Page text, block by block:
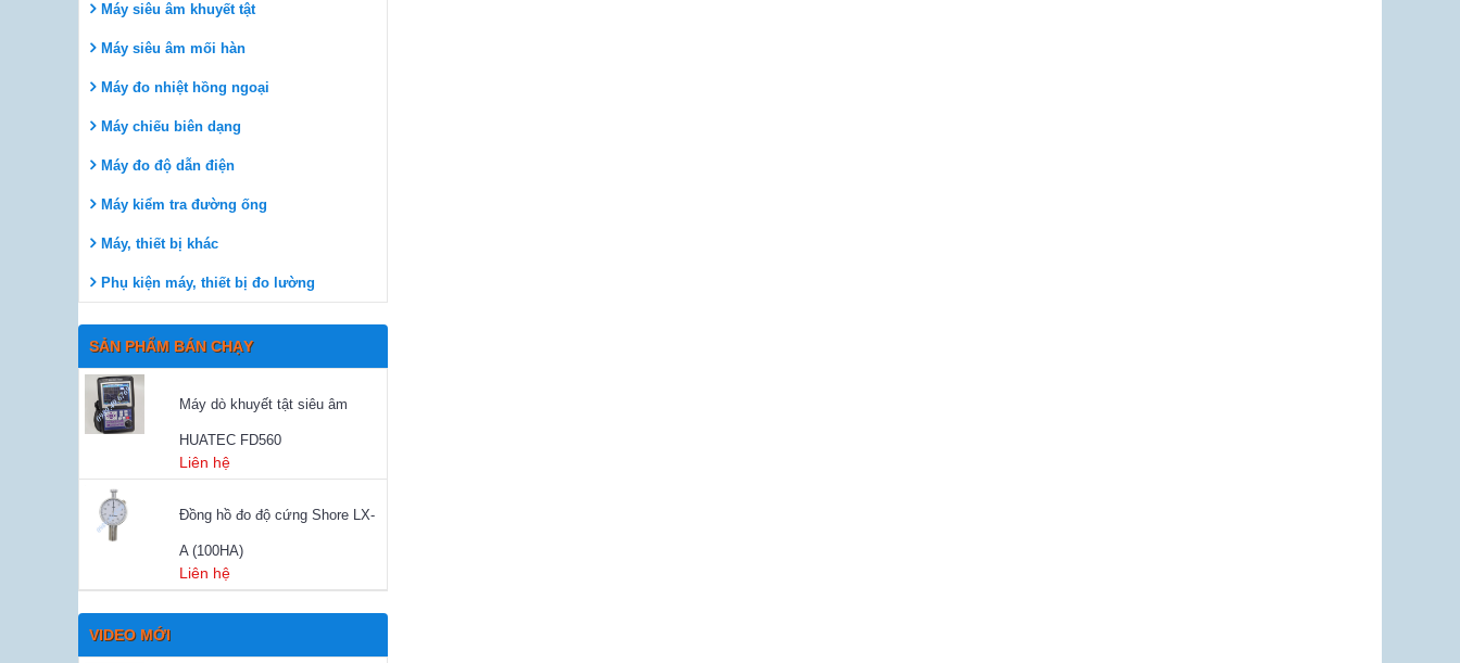
Máy siêu âm khuyết tật
Máy siêu âm mối hàn
Máy đo nhiệt hồng ngoại
Máy chiếu biên dạng
Máy đo độ dẫn điện
Máy kiểm tra đường ống
Máy, thiết bị khác
Phụ kiện máy, thiết bị đo lường
SẢN PHẨM BÁN CHẠY
Máy dò khuyết tật siêu âm
HUATEC FD560
Liên hệ
Đồng hồ đo độ cứng Shore LX-
A (100HA)
Liên hệ
VIDEO MỚI